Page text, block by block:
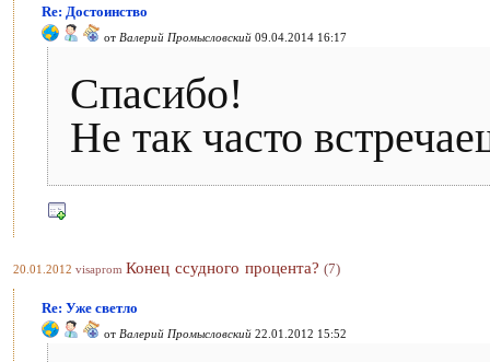
Re: Достоинство
от Валерий Промысловский 09.04.2014 16:17
Спасибо!
Не так часто
20.01.2012 visaprom Конец ссудного процента? (7)
Re: Уже светло
от Валерий Промысловский 22.01.2012 15:52